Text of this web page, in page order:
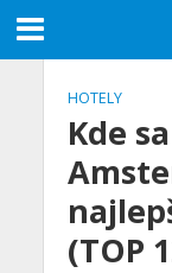
HOTELY
Kde
(TOP